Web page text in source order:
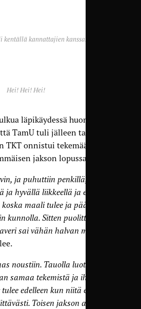
kentällä kannattajien kanssa.
Hei! Hei! Hei!
läpikäydessä huomio
TamU tuli jälleen takaa
onnistui tekemään
jakson lopussa.
ja puhuttiin penkillä, että
ja hyvällä liikkeellä ja että on
maali tulee ja päästään
kunnolla. Sitten puolittaisesta
sai vähän halvan maalin”
noustiin. Tauolla luotiin vain
samaa tekemistä ja ihan
edelleen kun niitä ekallakin
Toisen jakson alussa